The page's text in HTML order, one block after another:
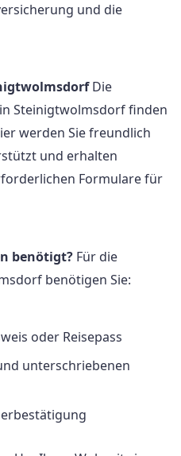
und die
Die
Steinigtwolmsdorf finden
werden Sie freundlich
und erhalten
Formulare für
benötigt? Für die
benötigen Sie:
oder Reisepass
unterschriebenen